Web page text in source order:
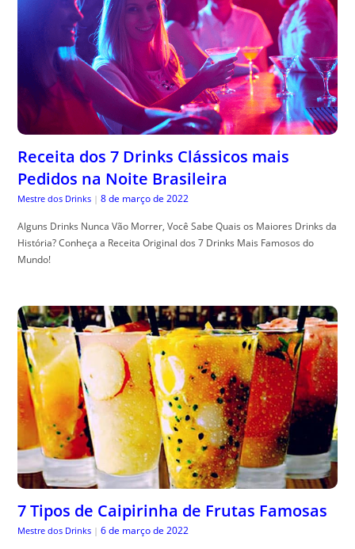
Receita dos 7 Drinks Clássicos mais
Pedidos na Noite Brasileira
Mestre dos Drinks | 8 de março de 2022
Alguns Drinks Nunca Vão Morrer, Você Sabe Quais os Maiores Drinks da
História? Conheça a Receita Original dos 7 Drinks Mais Famosos do
Mundo!
7 Tipos de Caipirinha de Frutas Famosas
Mestre dos Drinks | 6 de março de 2022